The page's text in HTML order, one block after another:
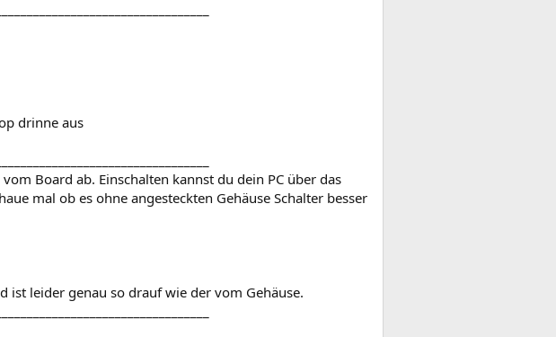
drinne aus
Board ab. Einschalten kannst du dein PC über das
mal ob es ohne angesteckten Gehäuse Schalter besser
ist leider genau so drauf wie der vom Gehäuse.